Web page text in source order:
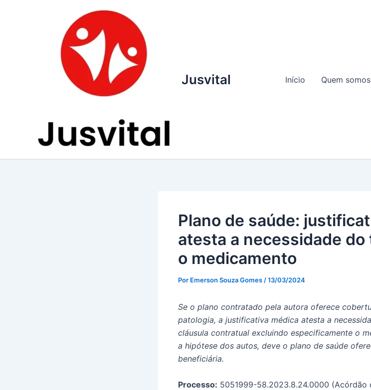
Jusvital Início Quem somos
Plano de saúde:
atesta a necessidade
o medicamento
Por Emerson Souza Gomes /13/03/2024
Se o plano contratado pela autora oferece
patologia, a justificativa médica atesta a
cláusula contratual excluindo especificamente o
a hipótese dos autos, deve o plano de saúde
beneficiária.
Processo: 5051999-58.2023.8.24.0000 (Acórdão